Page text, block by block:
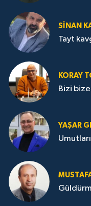
SİNAN
Tayt
KORAY
Bizi
YAŞAR